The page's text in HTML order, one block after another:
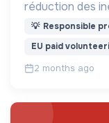
réduction des
quartiers
💡 Responsible
EU paid
2 months ago